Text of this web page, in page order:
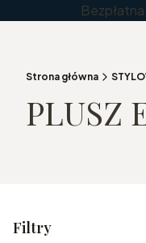
Strona główna
PLUSZ
Filtry